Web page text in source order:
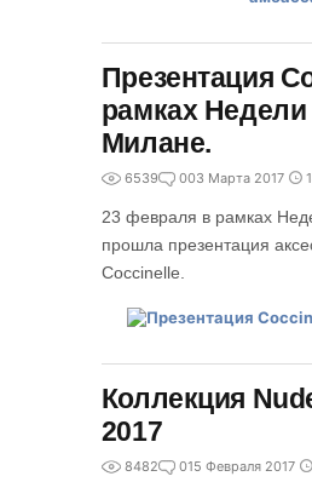
Презентация
рамках
Милане.
6539 003 Марта 2017
23 февраля в рамках
прошла презентация
Coccinelle.
Коллекция
2017
8482 015 Февраля 2017